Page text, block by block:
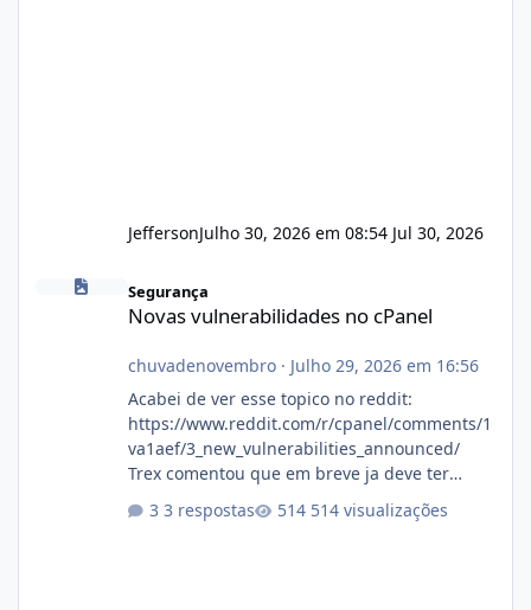
JeffersonJulho 30, 2026 em 08:54 Jul 30, 2026
Segurança
Novas vulnerabilidades no cPanel
chuvadenovembro· Julho 29, 2026 em 16:56
Acabei de ver esse topico no reddit:
https://www.reddit.com/r/cpanel/comments/1
va1aef/3_new_vulnerabilities_announced/
Trex comentou que em breve ja deve ter
3 respostas 514 visualizações